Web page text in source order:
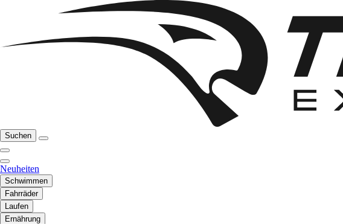
Suchen
Neuheiten
Schwimmen
Fahrräder
Laufen
Ernährung